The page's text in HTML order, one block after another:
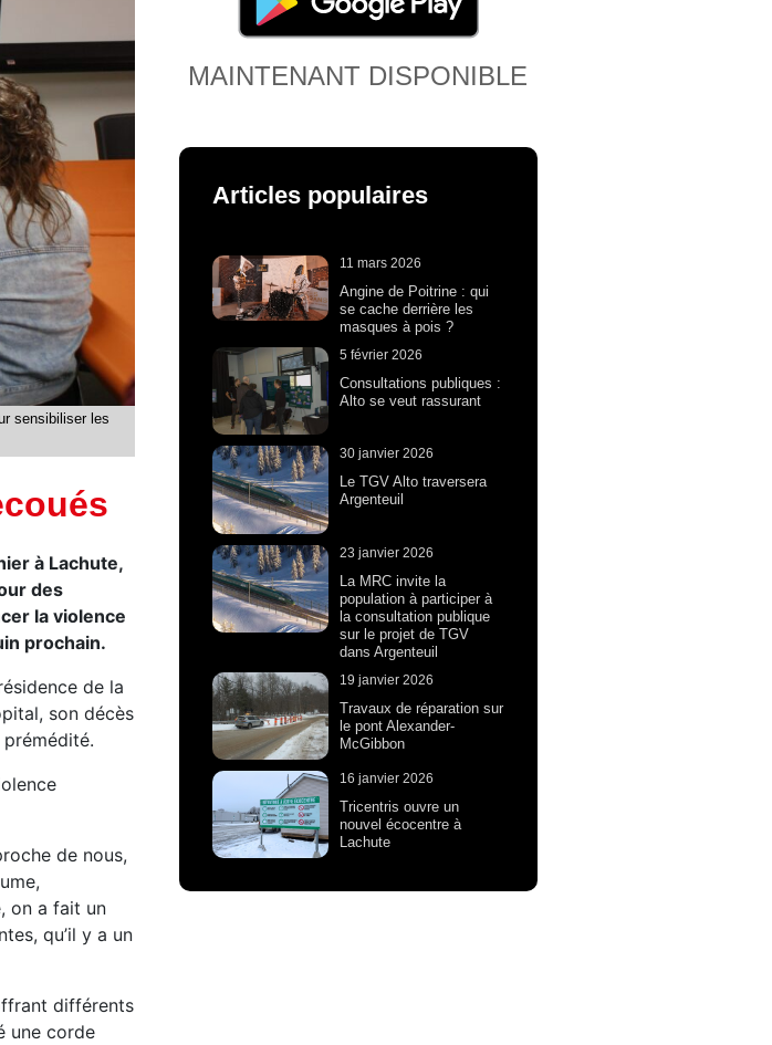
sensibiliser les
à Lachute,
des
la violence
prochain.
de la
son décès
de nous,
on a fait un
qu’il y a un
différents
une corde
MAINTENANT DISPONIBLE
Articles populaires
11 mars 2026
Angine de Poitrine : qui
se cache derrière les
masques à pois ?
5 février 2026
Consultations publiques :
Alto se veut rassurant
30 janvier 2026
Le TGV Alto traversera
Argenteuil
23 janvier 2026
La MRC invite la
population à participer à
la consultation publique
sur le projet de TGV
dans Argenteuil
19 janvier 2026
Travaux de réparation sur
le pont Alexander-
McGibbon
16 janvier 2026
Tricentris ouvre un
nouvel écocentre à
Lachute